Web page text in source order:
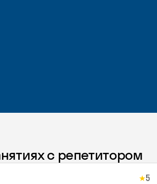
с репетитором
★5